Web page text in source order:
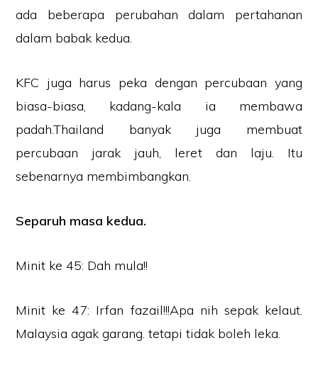
ada beberapa perubahan dalam pertahanan
dalam babak kedua.
KFC juga harus peka dengan percubaan yang
biasa-biasa, kadang-kala ia membawa
padah.Thailand banyak juga membuat
percubaan jarak jauh, leret dan laju. Itu
sebenarnya membimbangkan.
Separuh masa kedua.
Minit ke 45: Dah mula!!
Minit ke 47: Irfan fazail!!!Apa nih sepak kelaut.
Malaysia agak garang. tetapi tidak boleh leka.